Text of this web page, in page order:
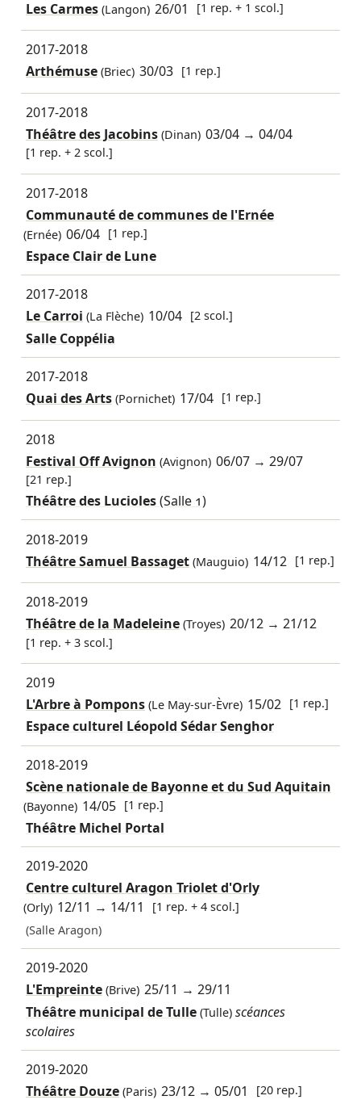
Les Carmes(Langon) 26/01 [1 rep. + 1 scol.]
2017-2018
Arthémuse(Briec) 30/03 [1 rep.]
2017-2018
Théâtre des Jacobins(Dinan) 03/04 →04/04
[1 rep. + 2 scol.]
2017-2018
Communauté de communes de l'Ernée
(Ernée) 06/04 [1 rep.]
Espace Clair de Lune
2017-2018
Le Carroi (La Flèche) 10/04 [2 scol.]
Salle Coppélia
2017-2018
Quai des Arts(Pornichet) 17/04 [1 rep.]
2018
Festival Off Avignon (Avignon) 06/07 →29/07
[21 rep.]
Théâtre des Lucioles(Salle 1)
2018-2019
Théâtre Samuel Bassaget(Mauguio) 14/12 [1 rep.]
2018-2019
Théâtre de la Madeleine(Troyes) 20/12 →21/12
[1 rep. + 3 scol.]
2019
L'Arbre à Pompons(Le May-sur-Èvre) 15/02 [1 rep.]
Espace culturel Léopold Sédar Senghor
2018-2019
Scène nationale de Bayonne et du Sud Aquitain
(Bayonne) 14/05 [1 rep.]
Théâtre Michel Portal
2019-2020
Centre culturel Aragon Triolet d'Orly
(Orly) 12/11 → 14/11
[1 rep. + 4 scol.]
(Salle Aragon)
2019-2020
L'Empreinte(Brive) 25/11 →29/11
Théâtre municipal de Tulle (Tulle) scéances
scolaires
2019-2020
Théâtre Douze(Paris) 23/12 →05/01 [20 rep.]